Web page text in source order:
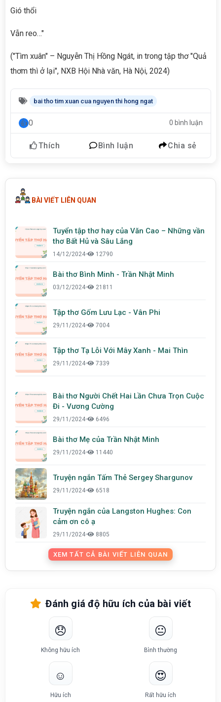
Gió thổi
Vẫn reo…"
("Tìm xuân" – Nguyễn Thị Hồng Ngát, in trong tập thơ "Quả
thơm thì ở lại", NXB Hội Nhà văn, Hà Nội, 2024)
bai tho tim xuan cua nguyen thi hong ngat
0 0 bình luận
Thích Bình luận Chia sẻ
BÀI VIẾT LIÊN QUAN
Tuyển tập thơ hay của Văn Cao – Những vần
thơ Bất Hủ và Sâu Lắng
14/12/2024• 12790
Bài thơ Bình Minh - Trần Nhật Minh
03/12/2024• 21811
Tập thơ Gốm Lưu Lạc - Vân Phi
29/11/2024• 7004
Tập thơ Tạ Lỗi Với Mây Xanh - Mai Thìn
29/11/2024• 7339
Bài thơ Người Chết Hai Lần Chưa Trọn Cuộc
Đi - Vương Cường
29/11/2024• 6496
Bài thơ Mẹ của Trần Nhật Minh
29/11/2024• 11440
Truyện ngắn Tấm Thẻ Sergey Shargunov
29/11/2024• 6518
Truyện ngắn của Langston Hughes: Con
cảm ơn cô ạ
29/11/2024• 8805
XEM TẤT CẢ BÀI VIẾT LIÊN QUAN
Đánh giá độ hữu ích của bài viết
😞
Không hữu ích
😐
Bình thường
☺️
Hữu ích
😍
Rất hữu ích